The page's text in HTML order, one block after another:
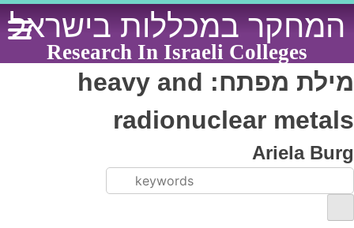
Skip
המחקר במכללות בישראל
Research In Israeli Colleges
מילת מפתח: heavy and
radionuclear metals
Ariela Burg